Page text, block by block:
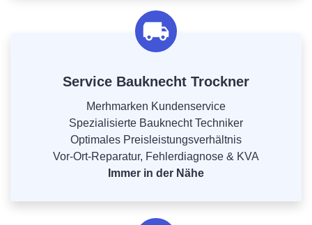
Service Bauknecht Trockner
Merhmarken Kundenservice
Spezialisierte Bauknecht Techniker
Optimales Preisleistungsverhältnis
Vor-Ort-Reparatur, Fehlerdiagnose & KVA
Immer in der Nähe